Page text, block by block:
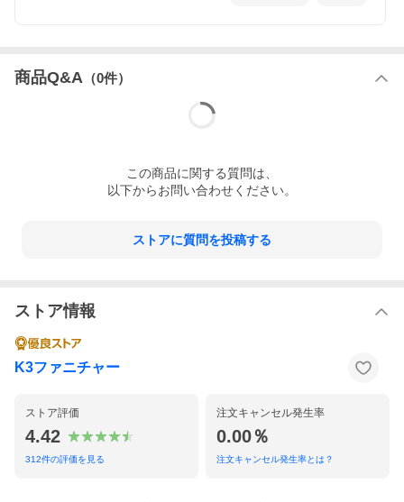
商品Q&A （0件）
この商品に関する質問は、
以下からお問い合わせください。
ストアに質問を投稿する
ストア情報
K3ファニチャー
ストア評価
4.42
312件の評価を見る
注文キャンセル発生率
0.00％
注文キャンセル発生率とは？